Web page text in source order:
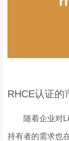
RHCE认证的
随着企业对
持有者的需求也